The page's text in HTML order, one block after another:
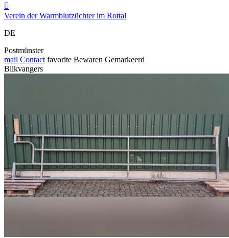

Verein der Warmblutzüchter im Rottal
DE
Postmünster
mail Contact favorite Bewaren Gemarkeerd
Blikvangers